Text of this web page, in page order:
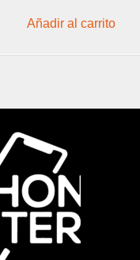
Añadir al carrito